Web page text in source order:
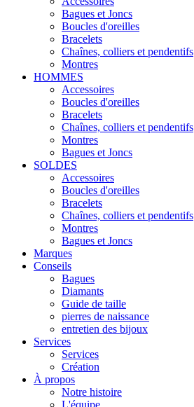
Bagues et Joncs
Boucles d'oreilles
Bracelets
Chaînes, colliers et pendentifs
Montres
HOMMES
Accessoires
Boucles d'oreilles
Bracelets
Chaînes, colliers et pendentifs
Montres
Bagues et Joncs
SOLDES
Accessoires
Boucles d'oreilles
Bracelets
Chaînes, colliers et pendentifs
Montres
Bagues et Joncs
Marques
Conseils
Bagues
Diamants
Guide de taille
pierres de naissance
entretien des bijoux
Services
Services
Création
À propos
Notre histoire
L'équipe